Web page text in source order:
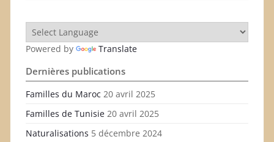
Powered by Translate
Dernières publications
Familles du Maroc 20 avril 2025
Familles de Tunisie 20 avril 2025
Naturalisations 5 décembre 2024